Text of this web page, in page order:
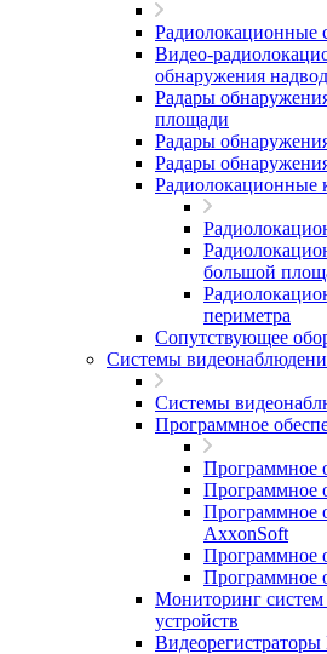
Радиолокационные
Видео-
обнаружения
Радары
площади
Радары
Радары
Радиолокационные
большой
периметра
Сопутствующее
Системы
Системы
Программное
Программное
Программное
Программное
AxxonSoft
Программное
Программное
Мониторинг систем
устройств